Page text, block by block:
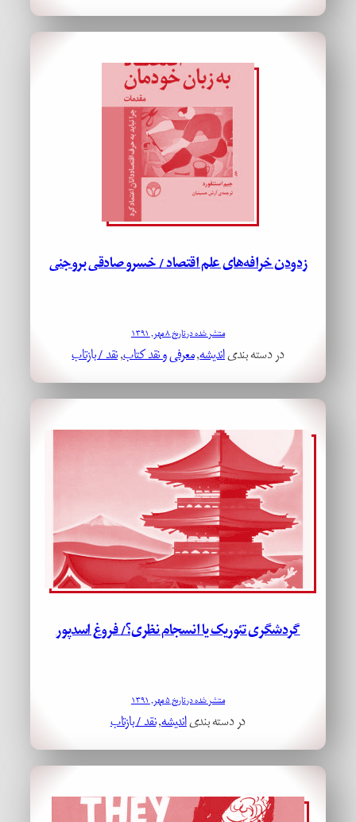
زدودن خرافه‌های علم اقتصاد / خسرو صادقی بروجنی
منتشر شده در تاریخ ۸ مهر, ۱۳۹۱
در دسته بندیاندیشه, معرفی و نقد کتاب, نقد / بازتاب
گردشگری تئوریک یا انسجام نظری؟/ فروغ اسدپور
منتشر شده در تاریخ ۵ مهر, ۱۳۹۱
در دسته بندیاندیشه, نقد / بازتاب